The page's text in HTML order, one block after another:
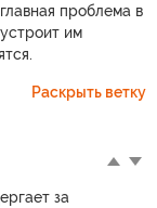
проблема в
им
Раскрыть ветку
за